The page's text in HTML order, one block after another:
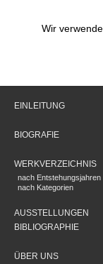
Wir
EINLEITUNG
BIOGRAFIE
WERKVERZEICHNIS
nach Entstehungsjahren
nach Kategorien
AUSSTELLUNGEN
BIBLIOGRAPHIE
ÜBER UNS